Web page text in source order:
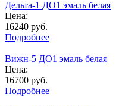
Дельта-1 ДО1 эмаль белая
Цена:
16240 руб.
Подробнее
Вижн-5 ДО1 эмаль белая
Цена:
16700 руб.
Подробнее